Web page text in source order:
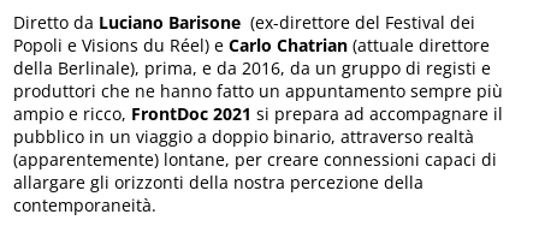
Diretto da Luciano Barisone (ex-direttore del Festival dei
Popoli e Visions du Réel) eCarlo Chatrian (attuale direttore
della Berlinale), prima, e da 2016, da un gruppo di registi e
produttori che ne hanno fatto un appuntamento sempre più
ampio e ricco, FrontDoc 2021 si prepara ad accompagnare il
pubblico in un viaggio a doppio binario, attraverso realtà
(apparentemente) lontane, per creare connessioni capaci di
allargare gli orizzonti della nostra percezione della
contemporaneità.